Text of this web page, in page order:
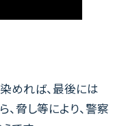
めれば、最後には
脅し等により、警察